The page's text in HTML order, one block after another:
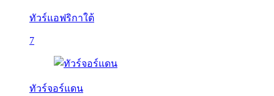
ทัวร์แอฟริกาใต้
7
ทัวร์จอร์แดน